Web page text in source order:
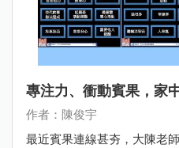
專注力、衝動賓果，家
作者：陳俊宇
最近賓果連線甚夯，大陳老